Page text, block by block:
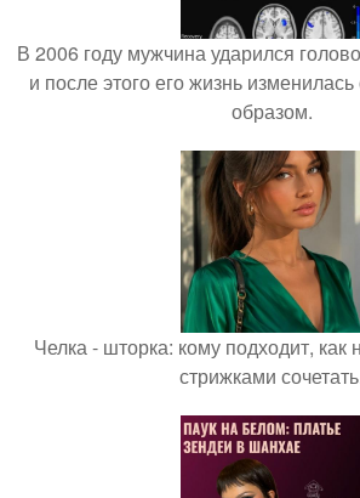
В 2006 году мужчина ударился
и после этого его жизнь
образом.
Челка - шторка: кому подходит, как
стрижками